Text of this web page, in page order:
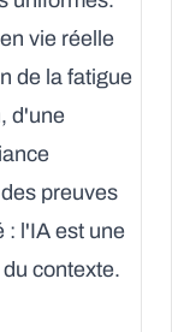
vie réelle
de la fatigue
d'une
preuves
: l'IA est une
contexte.